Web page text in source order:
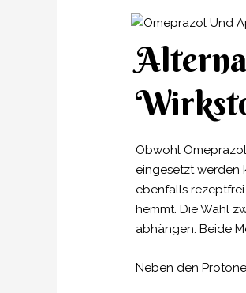
Obwohl
eingesetzt werden
ebenfalls
hemmt. Die Wahl
abhängen. Beide
Neben den